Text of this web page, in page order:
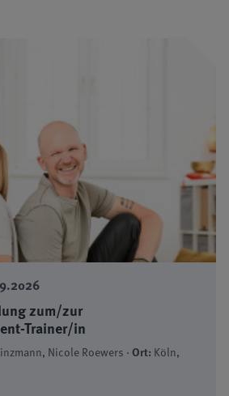
zum/zur
Trainer/in
Nicole Roewers ·Ort: Köln,